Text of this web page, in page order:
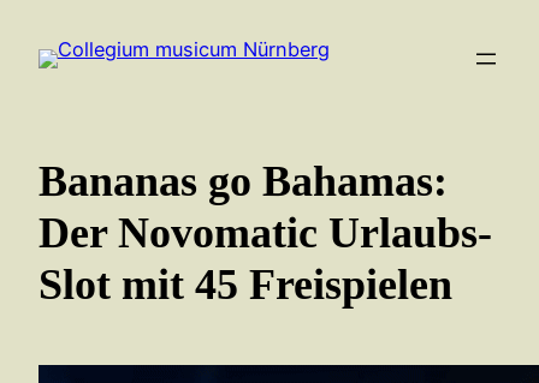
Inhalt
Bananas go Bahamas:
Der Novomatic Urlaubs-
Slot mit 45 Freispielen